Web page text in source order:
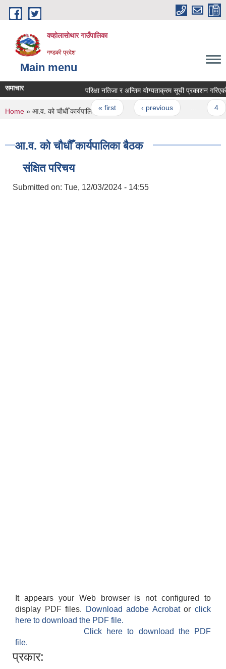
Skip to main content
क्व्होलासोथार गाउँपालिका
गण्डकी प्रदेश
Main menu
समाचार परिक्षा नतिजा र अन्तिम योग्यताक्रम सूची प्रकाशन गरिएको
Pages
« first ‹ previous
You are here
Home » आ.व. को चौधौँ कार्यपालिका बैठक
आ.व. को चौधौँ कार्यपालिका बैठक
संक्षित परिचय
Submitted on: Tue, 12/03/2024 - 14:55
It appears your Web browser is not configured to
display PDF files.
Download adobe Acrobatorclick
here to download the PDF file.
Click here to download the PDF
file.
प्रकार: